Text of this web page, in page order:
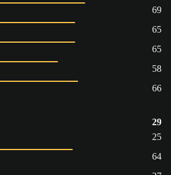
69
65
65
58
66
29
25
64